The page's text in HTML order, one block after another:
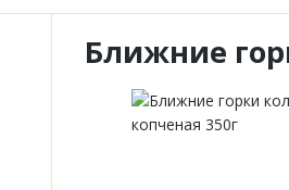
Ближние